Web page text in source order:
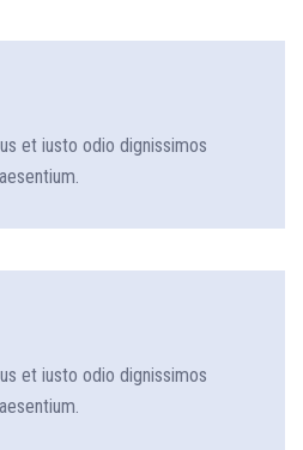
et iusto odio dignissimos
et iusto odio dignissimos